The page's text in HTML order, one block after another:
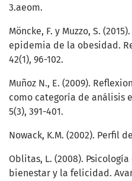
3.aeom.
Möncke, F. y Muzzo, S.
epidemia de la obesidad.
42(1), 96-102.
Muñoz N., E. (2009).
como categoría de análisis
5(3), 391-401.
Nowack, K.M. (2002). Perfil
Oblitas, L. (2008).
bienestar y la felicidad.